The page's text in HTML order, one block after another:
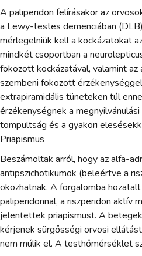
A paliperidon felírásakor az
a Lewy-testes demenciában
mérlegelniük kell a kockázatokat
mindkét csoportban a
fokozott kockázatával, valamint az
szembeni fokozott
extrapiramidális tüneteken túl
érzékenységnek a
tompultság és a gyakori
Priapismus
Beszámoltak arról, hogy az alfa-
antipszichotikumok (beleértve a
okozhatnak. A forgalomba
paliperidonnal, a riszperidon aktív
jelentettek priapismust. A
kérjenek sürgősségi orvosi
nem múlik el. A testhőmérséklet